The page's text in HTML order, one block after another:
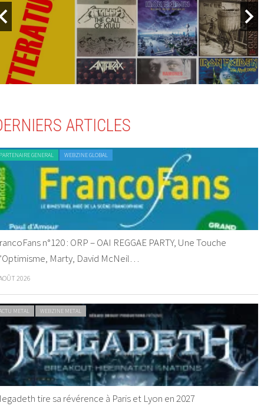
ARTICLES
GENERAL WEBZINE GLOBAL
n°120 : ORP – OAI REGGAE PARTY, Une Touche
Marty, David McNeil…
2026
METAL WEBZINE METAL
tire sa révérence à Paris et Lyon en 2027